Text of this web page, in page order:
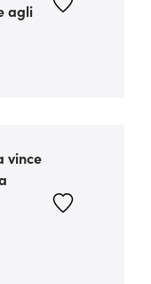
agli
vince